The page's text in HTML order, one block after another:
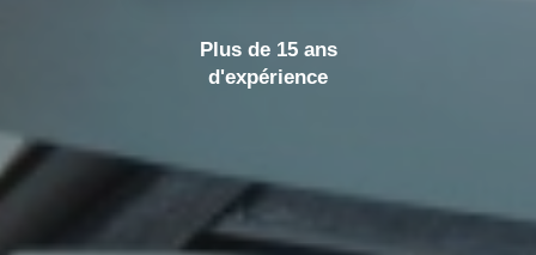
Plus de 15 ans
d'expérience